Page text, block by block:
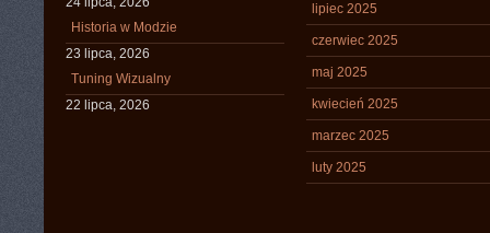
Historia w Modzie
23 lipca, 2026
Tuning Wizualny
22 lipca, 2026
lipiec 2025
czerwiec 2025
maj 2025
kwiecień 2025
marzec 2025
luty 2025